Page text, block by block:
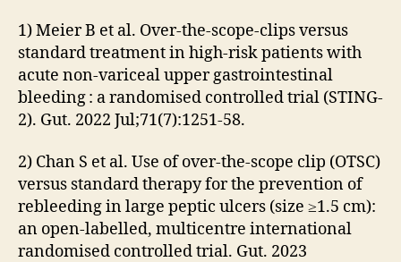
1) Meier B et al. Over-the-scope-clips versus
standard treatment in high-risk patients with
acute non-variceal upper gastrointestinal
bleeding : a randomised controlled trial (STING-
2). Gut. 2022 Jul;71(7):1251-58.
2) Chan S et al. Use of over-the-scope clip (OTSC)
versus standard therapy for the prevention of
rebleeding in large peptic ulcers (size ≥1.5 cm):
an open-labelled, multicentre international
randomised controlled trial. Gut. 2023